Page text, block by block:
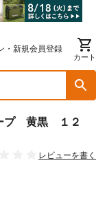
・新規会員登録
カート
ープ 黄黒 １２
レビューを書く